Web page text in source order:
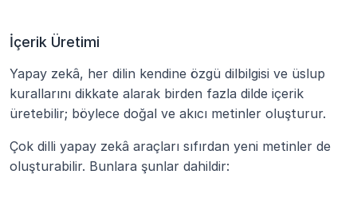
İçerik Üretimi
Yapay zekâ, her dilin kendine özgü dilbilgisi ve üslup
kurallarını dikkate alarak birden fazla dilde içerik
üretebilir; böylece doğal ve akıcı metinler oluşturur.
Çok dilli yapay zekâ araçları sıfırdan yeni metinler de
oluşturabilir. Bunlara şunlar dahildir: